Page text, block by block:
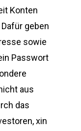
Konten
geben
sowie
Passwort
aus
das
xin